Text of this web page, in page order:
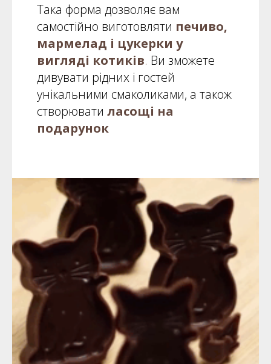
Така форма дозволяє вам
самостійно виготовляти печиво,
мармелад і цукерки у
вигляді котиків. Ви зможете
дивувати рідних і гостей
унікальними смаколиками, а також
створювати ласощі на
подарунок